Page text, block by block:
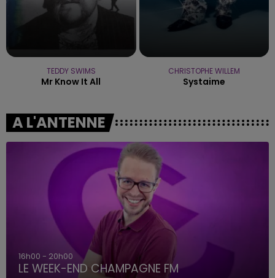
TEDDY SWIMS
Mr Know It All
CHRISTOPHE WILLEM
Systaime
A L'ANTENNE
16h00 - 20h00
LE WEEK-END CHAMPAGNE FM